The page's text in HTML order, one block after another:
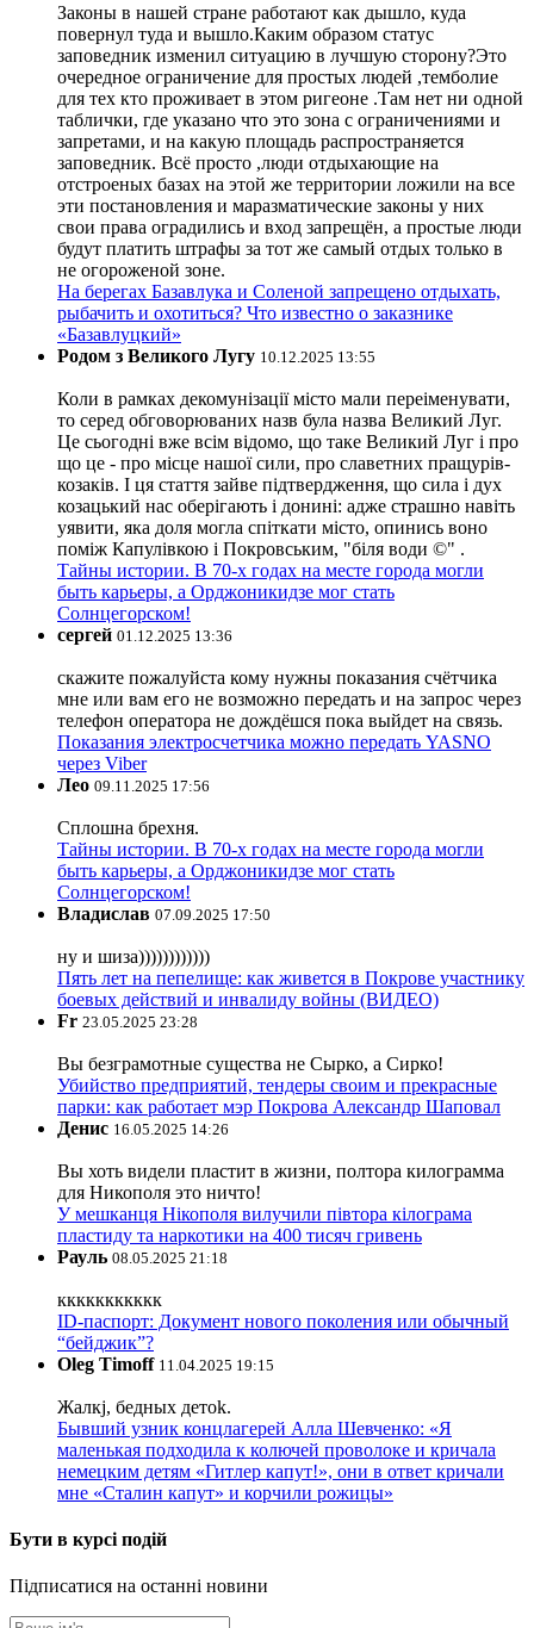
Законы в нашей стране работают как дышло, куда
повернул туда и вышло.Каким образом статус
заповедник изменил ситуацию в лучшую сторону?Это
очередное ограничение для простых людей ,темболие
для тех кто проживает в этом ригеоне .Там нет ни одной
таблички, где указано что это зона с ограничениями и
запретами, и на какую площадь распространяется
заповедник. Всё просто ,люди отдыхающие на
отстроеных базах на этой же территории ложили на все
эти постановления и маразматические законы у них
свои права оградились и вход запрещён, а простые люди
будут платить штрафы за тот же самый отдых только в
не огороженой зоне.
На берегах Базавлука и Соленой запрещено отдыхать,
рыбачить и охотиться? Что известно о заказнике
«Базавлуцкий»
Родом з Великого Лугу 10.12.2025 13:55
Коли в рамках декомунізації місто мали переіменувати,
то серед обговорюваних назв була назва Великий Луг.
Це сьогодні вже всім відомо, що таке Великий Луг і про
що це - про місце нашої сили, про славетних пращурів-
козаків. І ця стаття зайве підтвердження, що сила і дух
козацький нас оберігають і донині: адже страшно навіть
уявити, яка доля могла спіткати місто, опинись воно
поміж Капулівкою і Покровським, "біля води ©" .
Тайны истории. В 70-х годах на месте города могли
быть карьеры, а Орджоникидзе мог стать
Солнцегорском!
сергей 01.12.2025 13:36
скажите пожалуйста кому нужны показания счётчика
мне или вам его не возможно передать и на запрос через
телефон оператора не дождёшся пока выйдет на связь.
Показания электросчетчика можно передать YASNO
через Viber
Лео 09.11.2025 17:56
Сплошна брехня.
Тайны истории. В 70-х годах на месте города могли
быть карьеры, а Орджоникидзе мог стать
Солнцегорском!
Владислав 07.09.2025 17:50
ну и шиза))))))))))))
Пять лет на пепелище: как живется в Покрове участнику
боевых действий и инвалиду войны (ВИДЕО)
Fr 23.05.2025 23:28
Вы безграмотные существа не Сырко, а Сирко!
Убийство предприятий, тендеры своим и прекрасные
парки: как работает мэр Покрова Александр Шаповал
Денис 16.05.2025 14:26
Вы хоть видели пластит в жизни, полтора килограмма
для Никополя это ничто!
У мешканця Нікополя вилучили півтора кілограма
пластиду та наркотики на 400 тисяч гривень
Рауль 08.05.2025 21:18
ккккккккккк
ID-паспорт: Документ нового поколения или обычный
“бейджик”?
Oleg Timoff 11.04.2025 19:15
Жалкj, бедных детok.
Бывший узник концлагерей Алла Шевченко: «Я
маленькая подходила к колючей проволоке и кричала
немецким детям «Гитлер капут!», они в ответ кричали
мне «Сталин капут» и корчили рожицы»
Бути в курсі подій
Підписатися на останні новини